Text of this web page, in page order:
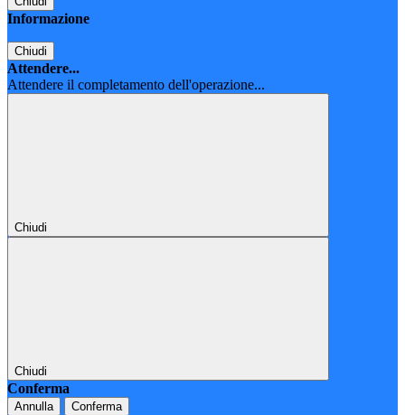
Informazione
Chiudi
Attendere...
Attendere il completamento dell'operazione...
Chiudi
Chiudi
Conferma
Annulla Conferma